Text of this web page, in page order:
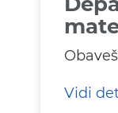
Vidi